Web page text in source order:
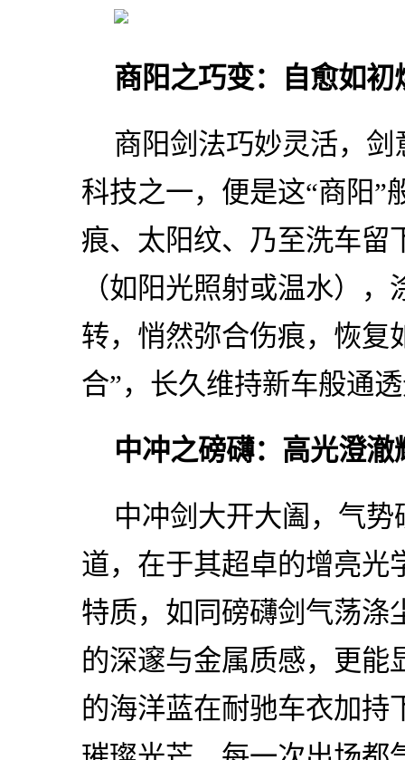
商阳之巧变：自愈如初
商阳剑法巧妙灵活，
科技之一，便是这“商阳”
痕、太阳纹、乃至洗车留
（如阳光照射或温水）
转，悄然弥合伤痕，恢复
合”，长久维持新车般通
中冲之磅礴：高光澄澈
中冲剑大开大阖，气
道，在于其超卓的增亮光
特质，如同磅礴剑气荡涤
的深邃与金属质感，更能
的海洋蓝在耐驰车衣加持